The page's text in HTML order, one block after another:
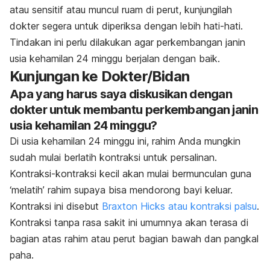
atau sensitif atau muncul ruam di perut, kunjungilah
dokter segera untuk diperiksa dengan lebih hati-hati.
Tindakan ini perlu dilakukan agar perkembangan janin
usia kehamilan 24 minggu berjalan dengan baik.
Kunjungan ke Dokter/Bidan
Apa yang harus saya diskusikan dengan
dokter untuk membantu perkembangan janin
usia kehamilan 24 minggu?
Di usia kehamilan 24 minggu ini, rahim Anda mungkin
sudah mulai berlatih kontraksi untuk persalinan.
Kontraksi-kontraksi kecil akan mulai bermunculan guna
‘melatih’ rahim supaya bisa mendorong bayi keluar.
Kontraksi ini disebut Braxton Hicks atau kontraksi palsu.
Kontraksi tanpa rasa sakit ini umumnya akan terasa di
bagian atas rahim atau perut bagian bawah dan pangkal
paha.